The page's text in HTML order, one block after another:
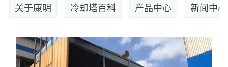
关于康明 冷却塔百科 产品中心 新闻中心